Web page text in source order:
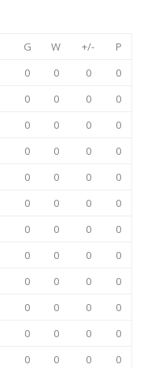
G W +/-
P
0 0 0
0
0 0 0
0
0 0 0
0
0 0 0
0
0 0 0
0
0 0 0
0
0 0 0
0
0 0 0
0
0 0 0
0
0 0 0
0
0 0 0
0
0 0 0 0